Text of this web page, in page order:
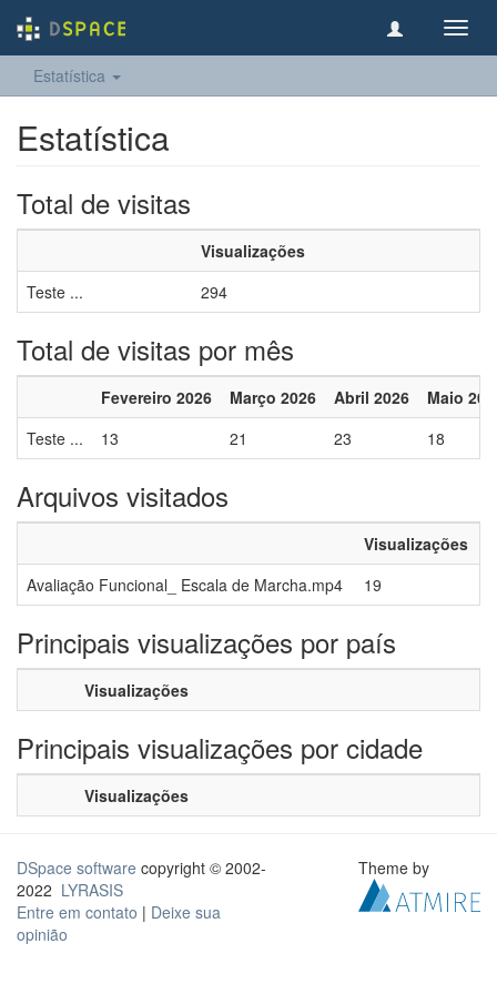
Estatística
Estatística
Total de visitas
Visualizações
Teste ...
294
Total de visitas por mês
Fevereiro 2026 Março 2026 Abril 2026
Maio
Teste ...
13 21 23 18
Arquivos visitados
Visualizações
Avaliação Funcional_ Escala de Marcha.mp4
19
Principais visualizações por país
Visualizações
Principais visualizações por cidade
Visualizações
DSpace software copyright © 2002-
2022 LYRASIS
Entre em contato | Deixe sua
opinião
Theme by